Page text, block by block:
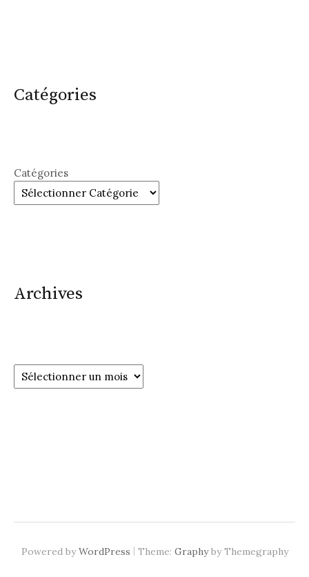
Catégories
Catégories
Archives
Archives
Powered byWordPress | Theme: Graphyby Themegraphy